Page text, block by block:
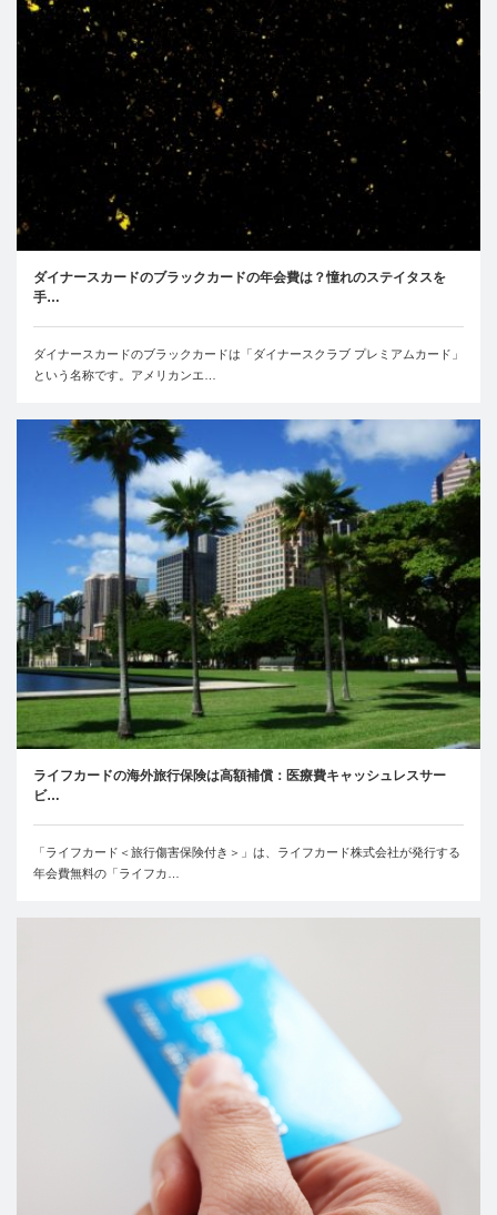
ダイナースカードのブラックカードの年会費は？憧れのステイタスを
手…
ダイナースカードのブラックカードは「ダイナースクラブ プレミアムカード」
という名称です。アメリカンエ…
ライフカードの海外旅行保険は高額補償：医療費キャッシュレスサー
ビ…
「ライフカード＜旅行傷害保険付き＞」は、ライフカード株式会社が発行する
年会費無料の「ライフカ…